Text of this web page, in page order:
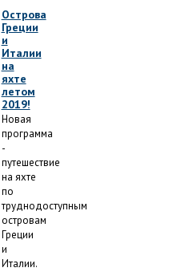
Острова
Греции
и
Италии
на
яхте
летом
2019!
Новая
программа
-
путешествие
на яхте
по
труднодоступным
островам
Греции
и
Италии.